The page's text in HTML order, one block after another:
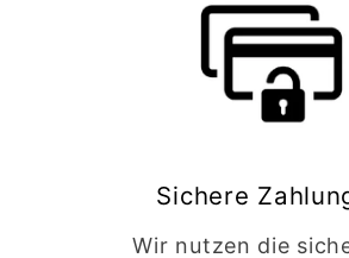
Sichere
Wir nutzen die